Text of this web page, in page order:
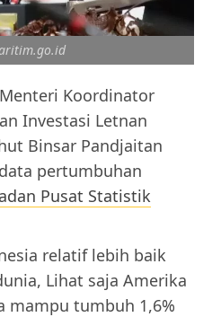
Menteri Koordinator
Investasi Letnan
Binsar Pandjaitan
pertumbuhan
Pusat Statistik
relatif lebih baik
Lihat saja Amerika
mampu tumbuh 1,6%